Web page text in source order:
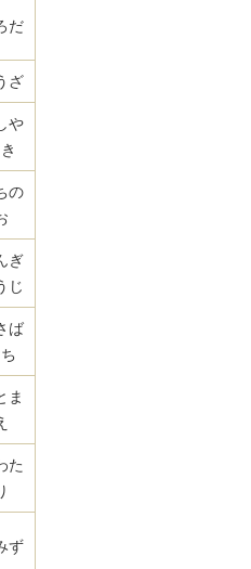
だ
ざ
や
の
ぎ
じ
ば
ま
た
ず